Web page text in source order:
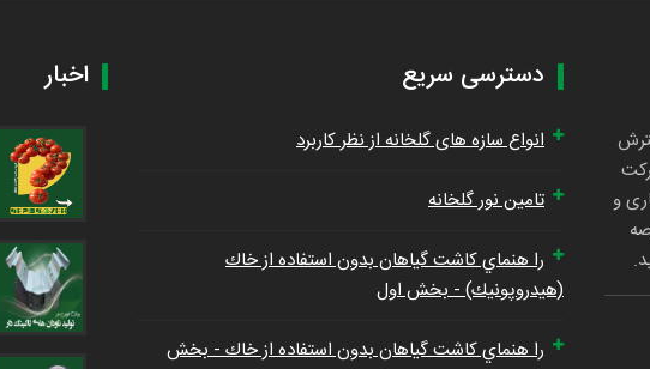
شرکت
و
دسترسی سریع
انواع سازه های گلخانه از نظر کاربرد
تامین نور گلخانه
را هنماي كاشت گياهان بدون استفاده از خاك
(هيدروپونيك) - بخش اول
را هنماي كاشت گياهان بدون استفاده از خاك - بخش
اخبار